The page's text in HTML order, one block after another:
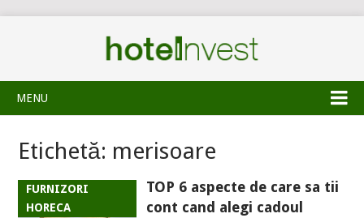
MENU
Etichetă: merisoare
FURNIZORI
HORECA
TOP 6 aspecte de care sa tii
cont cand alegi cadoul